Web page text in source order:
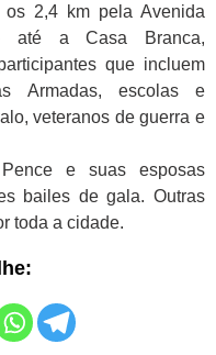
os 2,4 km pela Avenida
até a Casa Branca,
que incluem
Armadas, escolas e
veteranos de guerra e
e suas esposas
bailes de gala. Outras
toda a cidade.